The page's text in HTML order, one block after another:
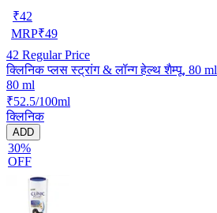
₹42
MRP₹49
42 Regular Price
क्लिनिक प्लस स्ट्रांग & लॉन्ग हेल्थ शैम्पू, 80 ml
80 ml
₹52.5/100ml
क्लिनिक
ADD
30%
OFF